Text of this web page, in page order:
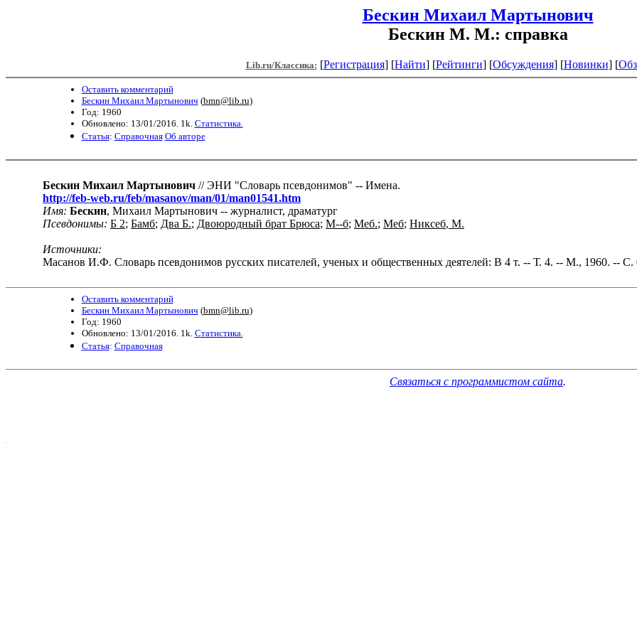
Бескин Михаил Мартынович
Бескин М. М.: справка
Lib.ru/Классика: [Регистрация] [Найти] [Рейтинги] [Обсуждения] [Новинки] [
Оставить комментарий
Бескин Михаил Мартынович (bmn@lib.ru)
Год: 1960
Обновлено: 13/01/2016. 1k. Статистика.
Статья: Справочная Об авторе
Бескин Михаил Мартынович // ЭНИ "Словарь псевдонимов" -- Имена.
http://feb-web.ru/feb/masanov/man/01/man01541.htm
Имя: Бескин, Михаил Мартынович -- журналист, драматург
Псевдонимы: Б 2; Бамб; Два Б.; Двоюродный брат Брюса; М--б; Меб.; Меб; Никсеб, М.
Источники:
Масанов И.Ф. Словарь псевдонимов русских писателей, ученых и общественных деятелей: В 4 т. -- Т. 4. -- М., 1960. -- С.
Оставить комментарий
Бескин Михаил Мартынович (bmn@lib.ru)
Год: 1960
Обновлено: 13/01/2016. 1k. Статистика.
Статья: Справочная
Связаться с программистом сайта.